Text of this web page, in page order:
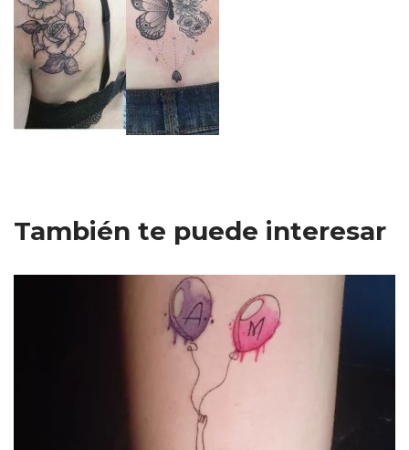
También te puede interesar